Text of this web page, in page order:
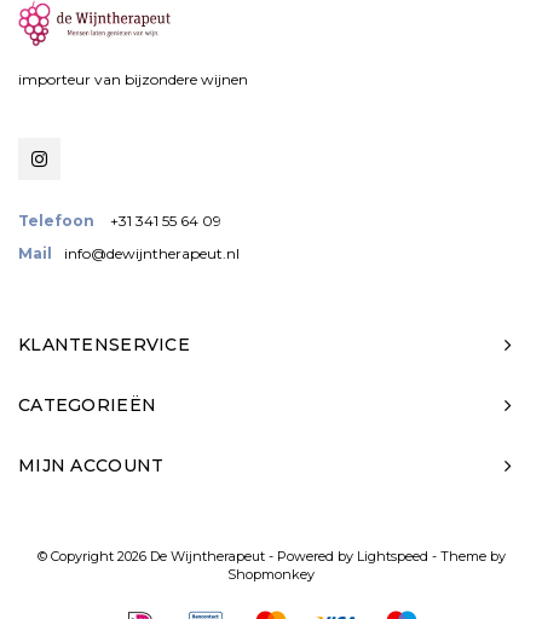
importeur van bijzondere wijnen
Telefoon
+31 341 55 64 09
Mail
info@dewijntherapeut.nl
KLANTENSERVICE
CATEGORIEËN
MIJN ACCOUNT
© Copyright 2026 De Wijntherapeut - Powered by Lightspeed - Theme by
Shopmonkey